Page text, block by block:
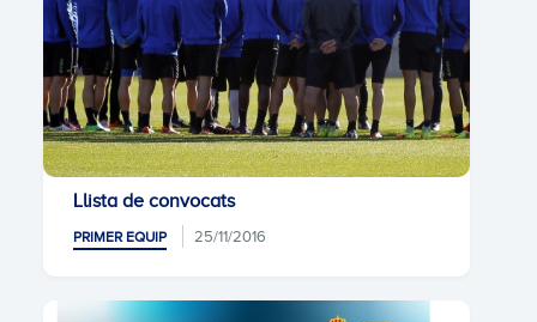
Llista de convocats
PRIMER EQUIP 25/11/2016